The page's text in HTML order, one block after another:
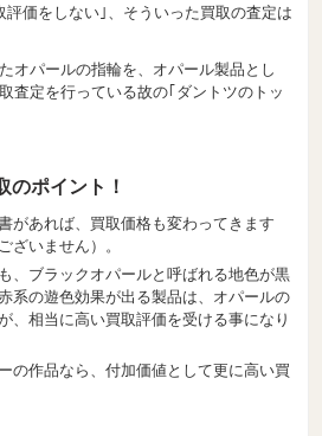
評価をしない｣、そういった買取の査定は
オパールの指輪を、オパール製品とし
査定を行っている故の｢ダントツのトッ
のポイント！
があれば、買取価格も変わってきます
ざいません）。
、ブラックオパールと呼ばれる地色が黒
系の遊色効果が出る製品は、オパールの
、相当に高い買取評価を受ける事になり
の作品なら、付加価値として更に高い買